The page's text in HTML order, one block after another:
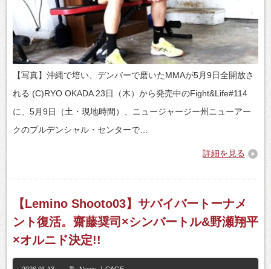
【写真】沖縄で培い、デンバーで磨いたMMAが5月9日全開放さ
れる (C)RYO OKADA 23日（木）から発売中のFight&Life#114
に、5月9日（土・現地時間）、ニュージャージー州ニューアー
クのプルデンシャル・センターで…
詳細を見る
【Lemino Shooto03】サバイバートーナメ
ント復活。齋藤奨司×シンバートル&野瀬翔平
×オルニド決定!!